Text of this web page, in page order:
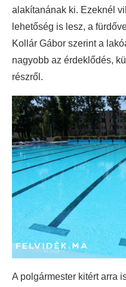
alakítanának ki. Ezeknél
lehetőség is lesz, a
Kollár Gábor szerint a
nagyobb az érdeklődés,
részről.
A polgármester kitért arra